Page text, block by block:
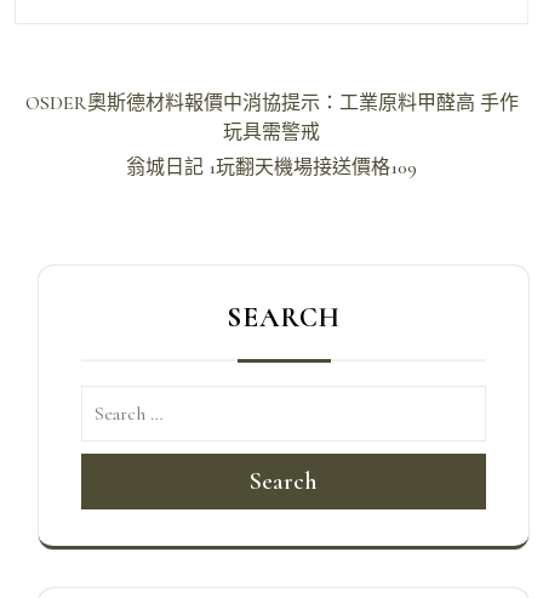
文
OSDER奧斯德材料報價中消協提示：工業原料甲醛高 手作
玩具需警戒
翁城日記 1玩翻天機場接送價格109
SEARCH
Search